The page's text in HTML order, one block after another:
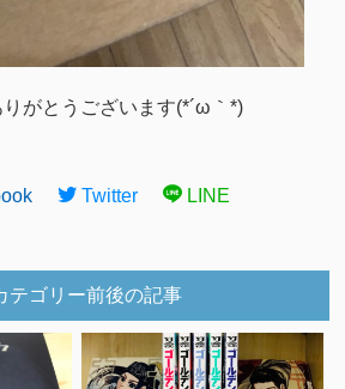
がとうございます(*´ω｀*)
Twitter LINE
テゴリー前後の記事